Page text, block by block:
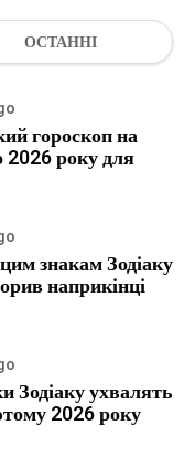
ОСТАННІ
гороскоп на
2026 року для
знакам Зодіаку
наприкінці
Зодіаку ухвалять
2026 року